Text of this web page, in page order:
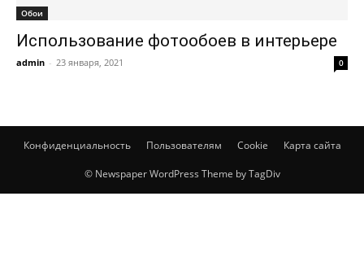
Обои
Использование фотообоев в интерьере
admin - 23 января, 2021 0
Конфиденциальность Пользователям Cookie Карта сайта
© Newspaper WordPress Theme by TagDiv